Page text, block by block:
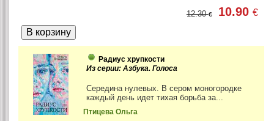
12.30€ 10.90€
Радиус хрупкости
Из серии: Азбука. Голоса
Середина нулевых. В сером моногородке
каждый день идет тихая борьба за...
Птицева Ольга